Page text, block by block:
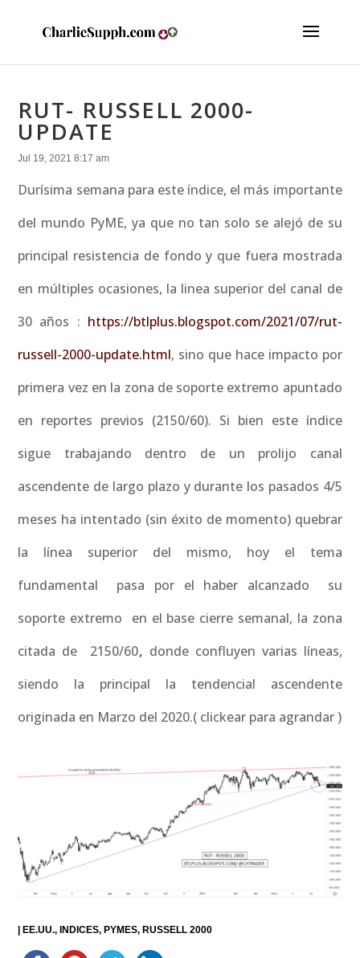
RUT- RUSSELL 2000-
UPDATE
Jul 19, 2021 8:17 am
Durísima semana para este índice, el más importante
del mundo PyME, ya que no tan solo se alejó de su
principal resistencia de fondo y que fuera mostrada
en múltiples ocasiones, la linea superior del canal de
30 años : https://btlplus.blogspot.com/2021/07/rut-
russell-2000-update.html, sino que hace impacto por
primera vez en la zona de soporte extremo apuntado
en reportes previos (2150/60). Si bien este índice
sigue trabajando dentro de un prolijo canal
ascendente de largo plazo y durante los pasados 4/5
meses ha intentado (sin éxito de momento) quebrar
la línea superior del mismo, hoy el tema
fundamental pasa por el haber alcanzado su
soporte extremo en el base cierre semanal, la zona
citada de 2150/60, donde confluyen varias líneas,
siendo la principal la tendencial ascendente
originada en Marzo del 2020.( clickear para agrandar )
EE.UU. INDICES PYMES RUSSELL 2000